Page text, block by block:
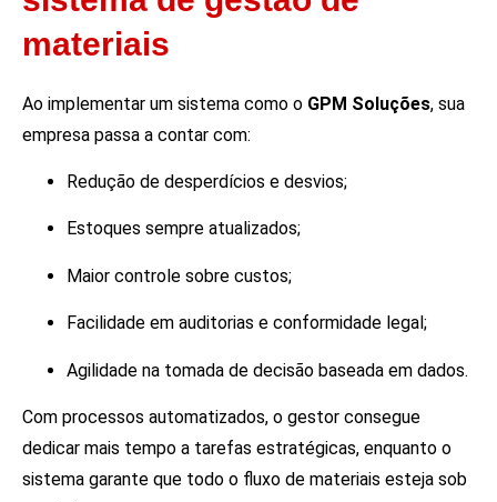
materiais
Ao implementar um sistema como o GPM Soluções, sua
empresa passa a contar com:
Redução de desperdícios e desvios;
Estoques sempre atualizados;
Maior controle sobre custos;
Facilidade em auditorias e conformidade legal;
Agilidade na tomada de decisão baseada em dados.
Com processos automatizados, o gestor consegue
dedicar mais tempo a tarefas estratégicas, enquanto o
sistema garante que todo o fluxo de materiais esteja sob